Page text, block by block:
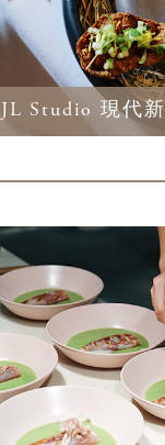
JL Studio 現代